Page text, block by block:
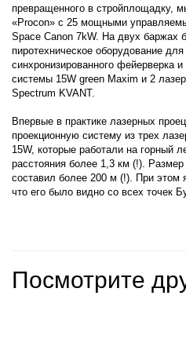
превращенного в стройплощадку,
«Procon» c 25 мощными
Space Canon 7kW. На двух баржах
пиротехническое оборудование
синхронизированного фейерверка
системы 15W green Maxim и 2
Spectrum KVANT.
Впервые в практике лазерных
проекционную систему из трех
15W, которые работали на горный
расстояния более 1,3 км (!).
составил более 200 м (!). При этом
что его было видно со всех точек
Посмотрите